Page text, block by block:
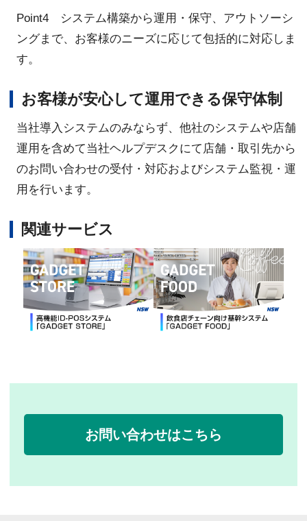
Point4 システム構築から運用・保守、アウトソーシ
ングまで、お客様のニーズに応じて包括的に対応しま
す。
お客様が安心して運用できる保守体制
当社導入システムのみならず、他社のシステムや店舗
運用を含めて当社ヘルプデスクにて店舗・取引先から
のお問い合わせの受付・対応およびシステム監視・運
用を行います。
関連サービス
お問い合わせはこちら